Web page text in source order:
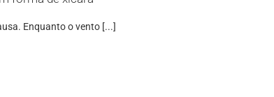
Enquanto o vento [...]